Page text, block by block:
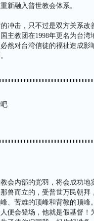
新融入普世教会体系。
冲击，只不过是双方关系
主教团在1998年更名为台
然对台湾信徒的福祉造成
会内部的党羽，将会成功
兽而立的，受普世万民朝
、苦难的顶峰和背教的顶
便会登场，他就是假基督